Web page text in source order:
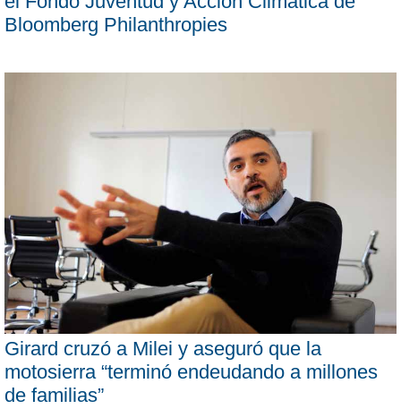
Bloomberg Philanthropies
Girard cruzó a Milei y aseguró que la
motosierra “terminó endeudando a millones
de familias”